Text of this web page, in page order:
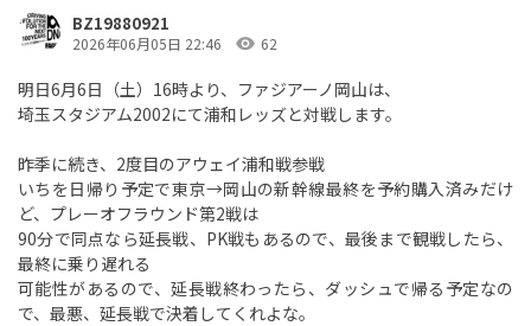
BZ19880921
2026年06月05日 22:46 visibility 62
明日6月6日（土）16時より、ファジアーノ岡山は、
埼玉スタジアム2002にて浦和レッズと対戦します。
昨季に続き、2度目のアウェイ浦和戦参戦
いちを日帰り予定で東京→岡山の新幹線最終を予約購入済みだけ
ど、プレーオフラウンド第2戦は
90分で同点なら延長戦、PK戦もあるので、最後まで観戦したら、
最終に乗り遅れる
可能性があるので、延長戦終わったら、ダッシュで帰る予定なの
で、最悪、延長戦で決着してくれよな。